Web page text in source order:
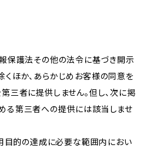
保護法その他の法令に基づき開示
ほか、あらかじめお客様の同意を
三者に提供しません。但し、次に掲
る第三者への提供には該当しませ
用目的の達成に必要な範囲内におい